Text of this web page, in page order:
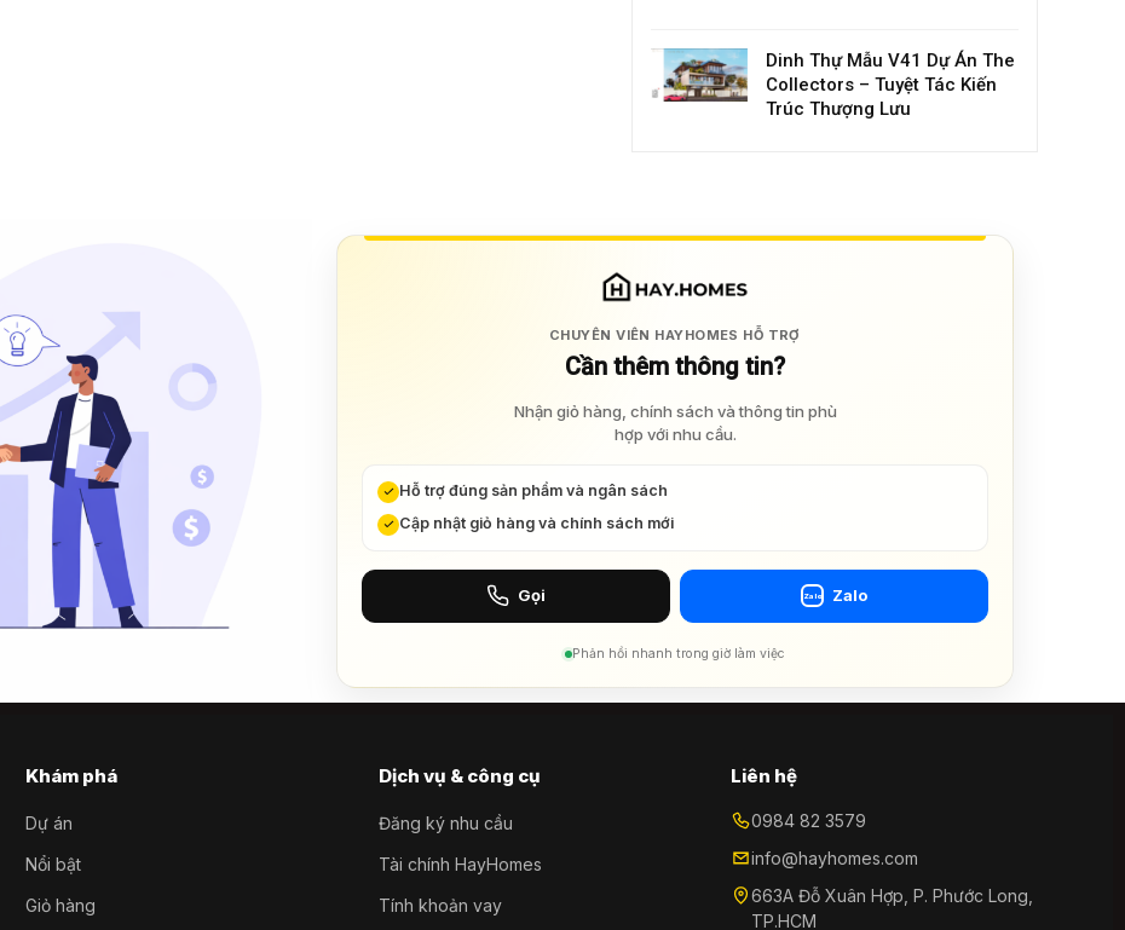
Dinh Thự Mẫu V41 Dự Án The
Collectors – Tuyệt Tác Kiến
Trúc Thượng Lưu
CHUYÊN VIÊN HAYHOMES HỖ TRỢ
Cần thêm thông tin?
Nhận giỏ hàng, chính sách và thông tin phù
hợp với nhu cầu.
Hỗ trợ đúng sản phẩm và ngân sách
Cập nhật giỏ hàng và chính sách mới
Gọi Zalo Zalo
Phản hồi nhanh trong giờ làm việc
Khám phá
Dự án
Nổi bật
Giỏ hàng
Dịch vụ & công cụ
Đăng ký nhu cầu
Tài chính HayHomes
Tính khoản vay
Liên hệ
0984 82 3579
info@hayhomes.com
663A Đỗ Xuân Hợp, P. Phước Long,
TP.HCM